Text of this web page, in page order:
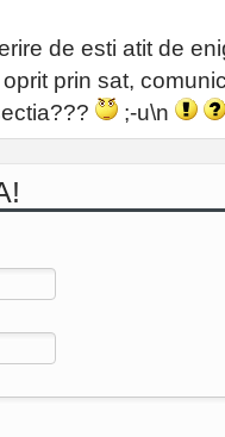
de esti atit de
prin sat,
;-u\n